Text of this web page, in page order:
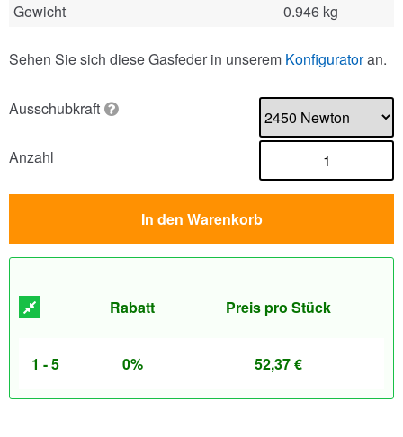
Gewicht
0.946 kg
Sehen Sie sich diese Gasfeder in unserem Konfiguratoran.
Ausschubkraft
Anzahl
In den Warenkorb
Rabatt Preis pro Stück
1 - 5 0% 52,37€